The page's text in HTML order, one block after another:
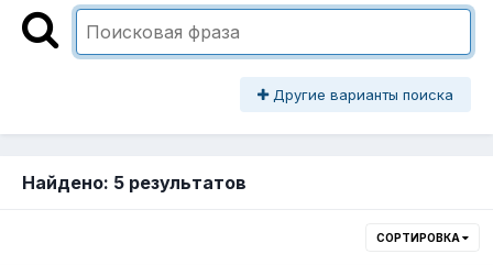
Другие варианты поиска
Найдено: 5 результатов
СОРТИРОВКА